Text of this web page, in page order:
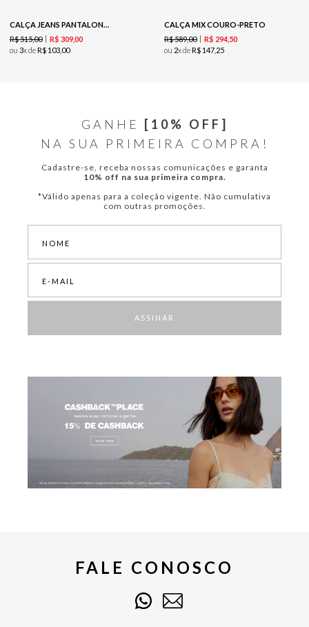
CALÇA JEANS PANTALONA CORROSÃO - JEANS
R$515,00 R$ 30900
ou 3x deR$ 103 00
CALÇA MIX COURO-PRETO
R$589,00 R$ 294 50
ou 2x deR$ 147 25
GANHE
[10% OFF]
NA SUA PRIMEIRA COMPRA!
Cadastre-se, receba nossas comunicações e garanta
10% off na sua primeira compra.
*Válido apenas para a coleção vigente. Não cumulativa
com outras promoções.
ASSINAR
FALE CONOSCO